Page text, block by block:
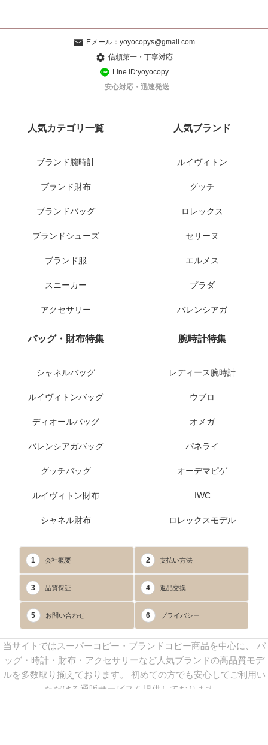
Eメール： yoyocopys@gmail.com
信頼第一・丁寧対応
Line ID:yoyocopy
安心対応・迅速発送
人気カテゴリ一覧
ブランド腕時計
ブランド財布
ブランドバッグ
ブランドシューズ
ブランド服
スニーカー
アクセサリー
人気ブランド
ルイヴィトン
グッチ
ロレックス
セリーヌ
エルメス
プラダ
バレンシアガ
バッグ・財布特集
シャネルバッグ
ルイヴィトンバッグ
ディオールバッグ
バレンシアガバッグ
グッチバッグ
ルイヴィトン財布
シャネル財布
腕時計特集
レディース腕時計
ウブロ
オメガ
パネライ
オーデマピゲ
IWC
ロレックスモデル
1 会社概要 2 支払い方法
3 品質保証 4 返品交換
5 お問い合わせ 6 プライバシー
当サイトではスーパーコピー・ブランドコピー商品を中心に、 バ
ッグ・時計・財布・アクセサリーなど人気ブランドの高品質モデ
ルを多数取り揃えております。 初めての方でも安心してご利用い
ただける通販サービスを提供しております。